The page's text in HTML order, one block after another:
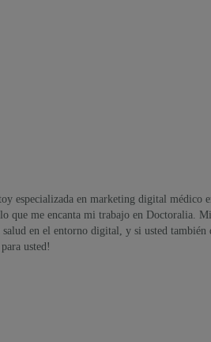
especializada en marketing digital médico
que me encanta mi trabajo en Doctoralia.
en el entorno digital, y si usted
usted!